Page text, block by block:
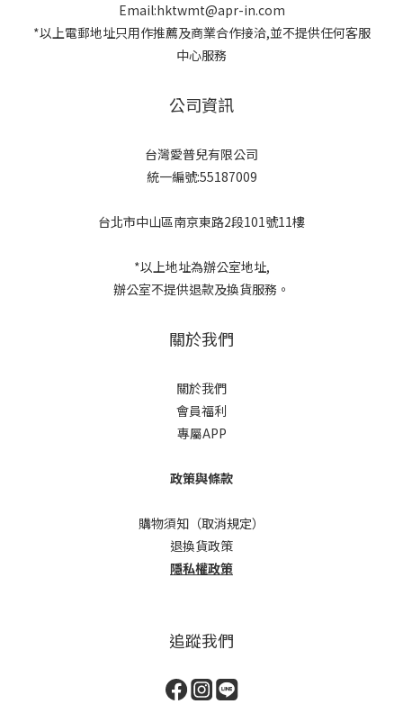
Email:hktwmt@apr-in.com
*以上電郵地址只用作推薦及商業合作接洽,並不提供任何客服
中心服務
公司資訊
台灣愛普兒有限公司
統一編號:55187009
台北市中山區南京東路2段101號11樓
*以上地址為辦公室地址,
辦公室不提供退款及換貨服務。
關於我們
關於我們
會員福利
專屬APP
政策與條款
購物須知（取消規定）
退換貨政策
隱私權政策
追蹤我們